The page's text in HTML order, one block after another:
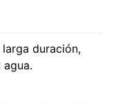
duración,